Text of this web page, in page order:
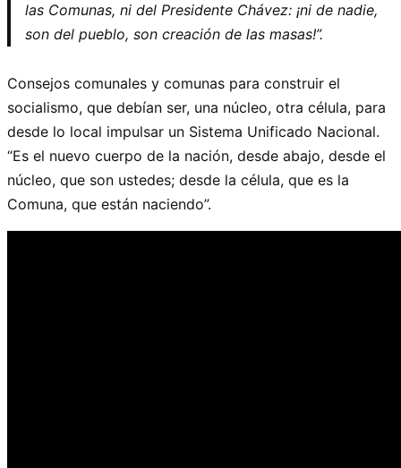
las Comunas, ni del Presidente Chávez: ¡ni de nadie,
son del pueblo, son creación de las masas!”.
Consejos comunales y comunas para construir el
socialismo, que debían ser, una núcleo, otra célula, para
desde lo local impulsar un Sistema Unificado Nacional.
“Es el nuevo cuerpo de la nación, desde abajo, desde el
núcleo, que son ustedes; desde la célula, que es la
Comuna, que están naciendo”.